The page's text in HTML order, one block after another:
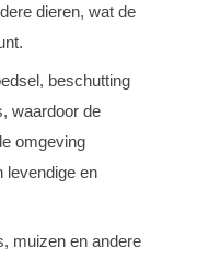
dieren, wat de
beschutting
waardoor de
omgeving
levendige en
muizen en andere